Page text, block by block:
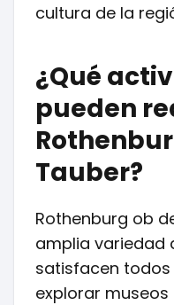
cultura de la
¿Qué
pueden
Tauber?
Rothenburg ob
amplia variedad
satisfacen todos
explorar